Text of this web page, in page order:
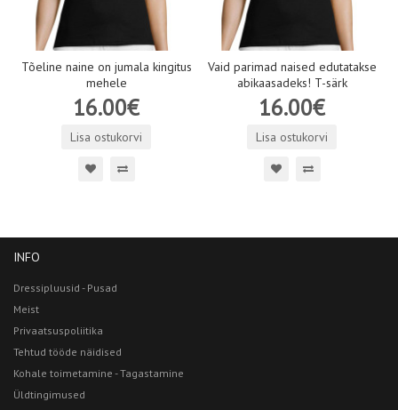
Tõeline naine on jumala kingitus
mehele
16.00€
Lisa ostukorvi
Vaid parimad naised edutatakse
abikaasadeks! T-särk
16.00€
Lisa ostukorvi
INFO
Dressipluusid - Pusad
Meist
Privaatsuspoliitika
Tehtud tööde näidised
Kohale toimetamine - Tagastamine
Üldtingimused